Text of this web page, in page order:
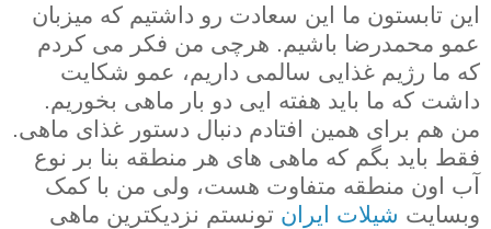
این تابستون ما این سعادت رو داشتیم که میزبان
عمو محمدرضا باشیم. هرچی من فکر می کردم
که ما رژیم غذایی سالمی داریم، عمو شکایت
داشت که ما باید هفته ایی دو بار ماهی بخوریم.
من هم برای همین افتادم دنبال دستور غذای ماهی.
فقط باید بگم که ماهی های هر منطقه بنا بر نوع
آب اون منطقه متفاوت هست، ولی من با کمک
وبسایت شیلات ایران تونستم نزدیکترین ماهی